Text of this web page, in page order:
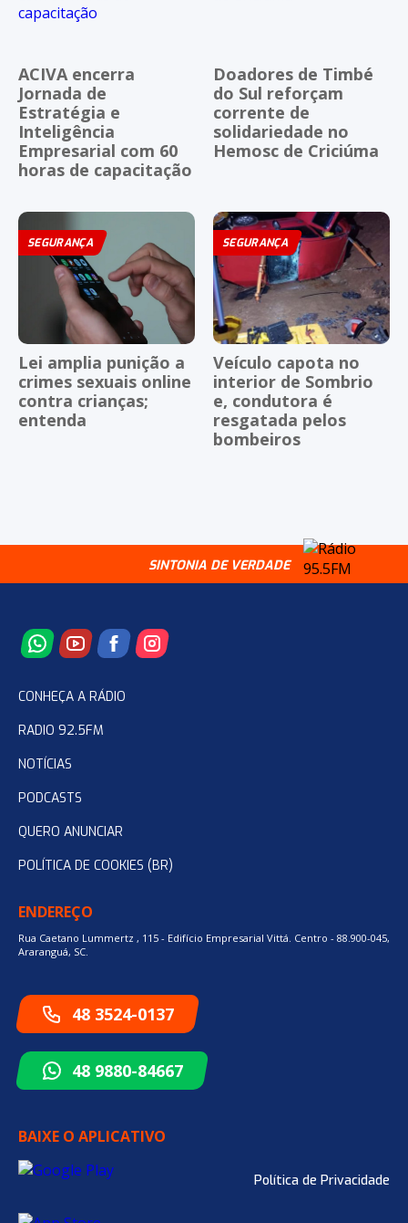
ACIVA encerra
Jornada de
Estratégia e
Inteligência
Empresarial com 60
horas de capacitação
Doadores de Timbé
do Sul reforçam
corrente de
solidariedade no
Hemosc de Criciúma
SEGURANÇA
Lei amplia punição a
crimes sexuais online
contra crianças;
entenda
SEGURANÇA
Veículo capota no
interior de Sombrio
e, condutora é
resgatada pelos
bombeiros
SINTONIA DE VERDADE
CONHEÇA A RÁDIO
RADIO 92.5FM
NOTÍCIAS
PODCASTS
QUERO ANUNCIAR
POLÍTICA DE COOKIES (BR)
ENDEREÇO
Rua Caetano Lummertz , 115 - Edifício Empresarial Vittá. Centro - 88.900-045,
Araranguá, SC.
48 3524-0137
48 9880-84667
BAIXE O APLICATIVO
Política de Privacidade